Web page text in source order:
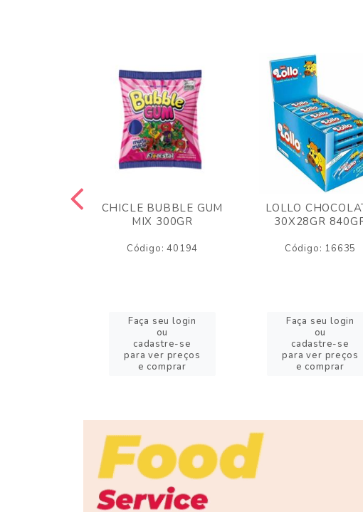
CHICLE BUBBLE GUM
MIX 300GR
Código: 40194
Faça seu login
ou
cadastre-se
para ver preços
e comprar
LOLLO
30X28GR
Código: 16635
Faça seu login
ou
cadastre-se
para ver preços
e comprar